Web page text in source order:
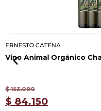
ERNESTO CATENA
Vino Animal Orgánico
$153.000
$ 84.150